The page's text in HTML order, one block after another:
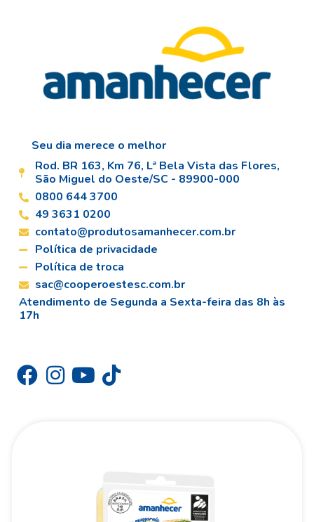
Seu dia merece o melhor
Rod. BR 163, Km 76, Lª Bela Vista das Flores,
São Miguel do Oeste/SC - 89900-000
0800 644 3700
49 3631 0200
contato@produtosamanhecer.com.br
Política de privacidade
Política de troca
sac@cooperoestesc.com.br
Atendimento de Segunda a Sexta-feira das 8h às
17h